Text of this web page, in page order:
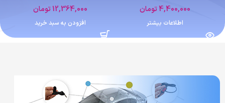
4,400,000تومان
اطلاعات بیشتر
12,364,000تومان
افزودن به سبد خرید